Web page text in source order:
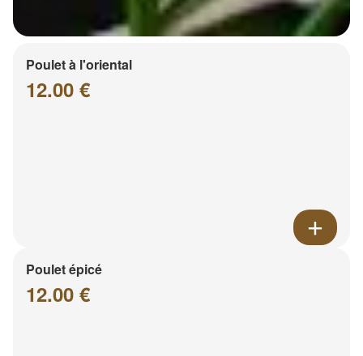
Poulet à l'oriental
12.00 €
Poulet épicé
12.00 €